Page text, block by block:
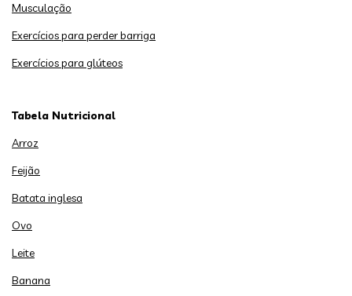
Musculação
Exercícios para perder barriga
Exercícios para glúteos
Tabela Nutricional
Arroz
Feijão
Batata inglesa
Ovo
Leite
Banana